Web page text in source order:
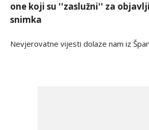
one koji su ''zaslužni'' za
snimka
Nevjerovatne vijesti dolaze nam iz